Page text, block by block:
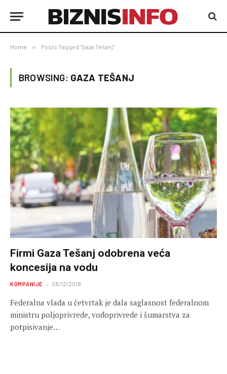
Home » Posts Tagged "Gaza Tešanj"
BROWSING: GAZA TEŠANJ
Firmi Gaza Tešanj odobrena veća
koncesija na vodu
KOMPANIJE 28/12/2018
Federalna vlada u četvrtak je dala saglasnost federalnom
ministru poljoprivrede, vodoprivrede i šumarstva za
potpisivanje…